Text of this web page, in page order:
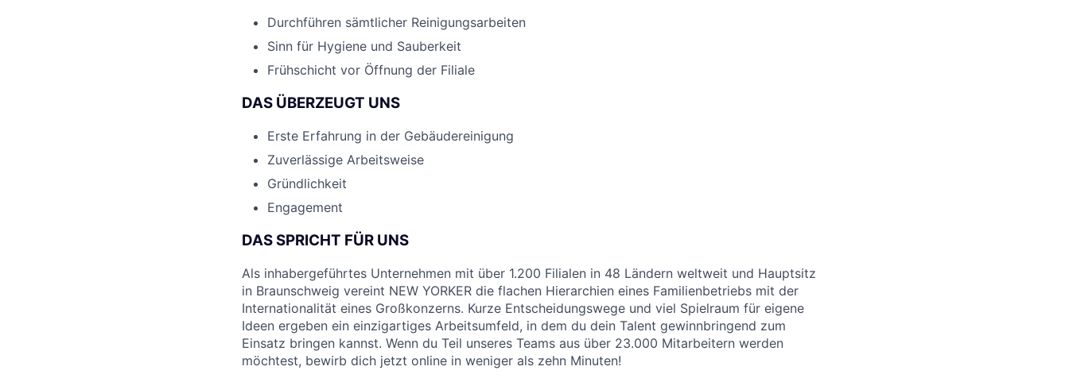
Durchführen sämtlicher Reinigungsarbeiten
Sinn für Hygiene und Sauberkeit
Frühschicht vor Öffnung der Filiale
DAS ÜBERZEUGT UNS
Erste Erfahrung in der Gebäudereinigung
Zuverlässige Arbeitsweise
Gründlichkeit
Engagement
DAS SPRICHT FÜR UNS
Als inhabergeführtes Unternehmen mit über 1.200 Filialen in 48 Ländern weltweit und Hauptsitz
in Braunschweig vereint NEW YORKER die flachen Hierarchien eines Familienbetriebs mit der
Internationalität eines Großkonzerns. Kurze Entscheidungswege und viel Spielraum für eigene
Ideen ergeben ein einzigartiges Arbeitsumfeld, in dem du dein Talent gewinnbringend zum
Einsatz bringen kannst. Wenn du Teil unseres Teams aus über 23.000 Mitarbeitern werden
möchtest, bewirb dich jetzt online in weniger als zehn Minuten!